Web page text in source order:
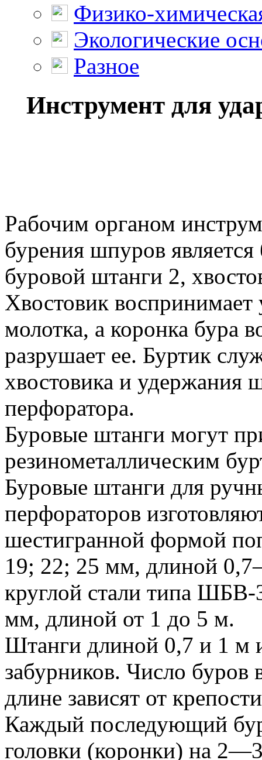
Физико-
Экологические
Разное
Инструмент для
Рабочим органом
бурения шпуров
буровой штанги 2,
Хвостовик
молотка, а коронка бура
разрушает ее. Буртик
хвостовика и удержания
перфоратора.
Буровые штанги могут
резинометаллическим
Буровые штанги для
перфораторов
шестигранной формой
19; 22; 25 мм, длиной
круглой стали типа
мм, длиной от 1 до 5 м.
Штанги длиной 0,7 и 1 м
забурников. Число буров
длине зависят от
Каждый последующий
головки (коронки) на